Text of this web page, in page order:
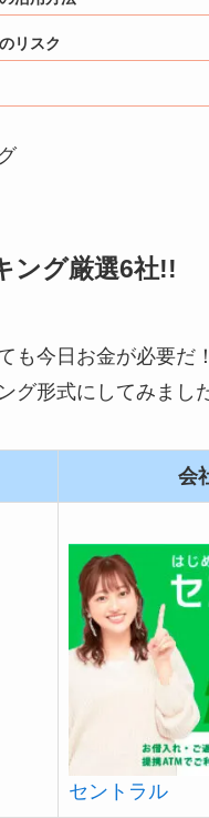
リスク
ング厳選6社!!
も今日お金が必要
グ形式にしてみました
会
セントラル